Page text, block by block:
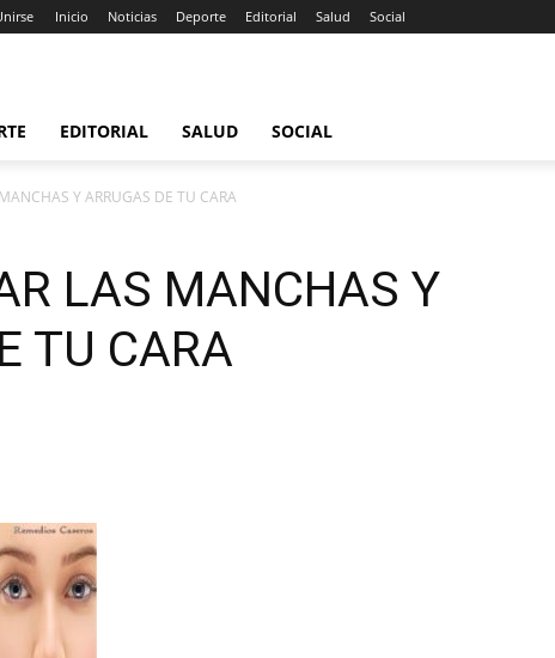
Inicio Noticias Deporte Editorial Salud Social
EDITORIAL SALUD SOCIAL
Y ARRUGAS DE TU CARA
LAS MANCHAS Y
TU CARA